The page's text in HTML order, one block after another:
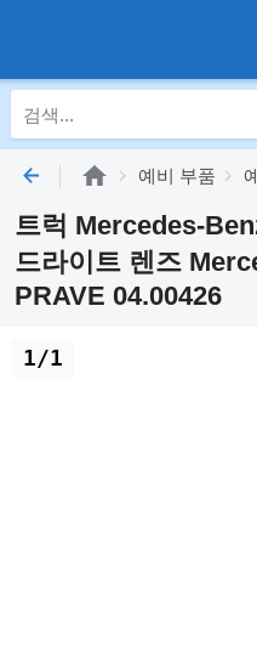
예비 부품
트럭 Mercedes-
드라이트 렌즈
PRAVE 04.00426
1/1